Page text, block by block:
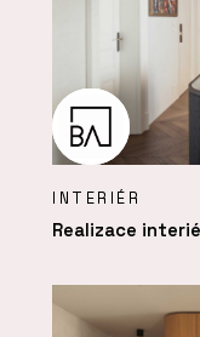
INTERIÉR
Realizace